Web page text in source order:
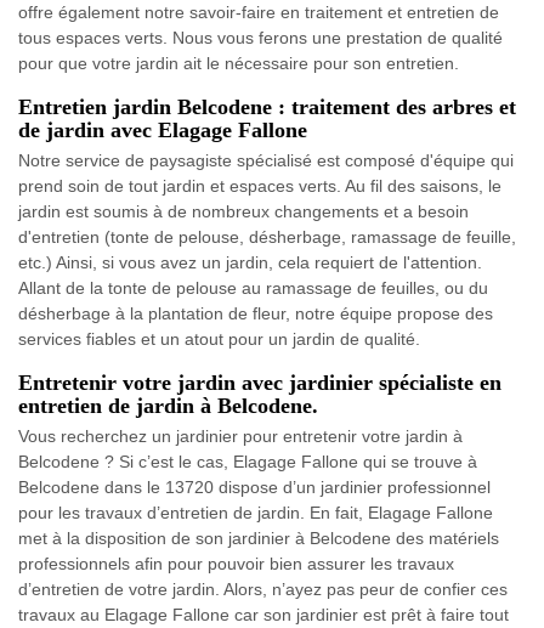
offre également notre savoir-faire en traitement et entretien de
tous espaces verts. Nous vous ferons une prestation de qualité
pour que votre jardin ait le nécessaire pour son entretien.
Entretien jardin Belcodene : traitement des arbres et
de jardin avec Elagage Fallone
Notre service de paysagiste spécialisé est composé d'équipe qui
prend soin de tout jardin et espaces verts. Au fil des saisons, le
jardin est soumis à de nombreux changements et a besoin
d'entretien (tonte de pelouse, désherbage, ramassage de feuille,
etc.) Ainsi, si vous avez un jardin, cela requiert de l'attention.
Allant de la tonte de pelouse au ramassage de feuilles, ou du
désherbage à la plantation de fleur, notre équipe propose des
services fiables et un atout pour un jardin de qualité.
Entretenir votre jardin avec jardinier spécialiste en
entretien de jardin à Belcodene.
Vous recherchez un jardinier pour entretenir votre jardin à
Belcodene ? Si c’est le cas, Elagage Fallone qui se trouve à
Belcodene dans le 13720 dispose d’un jardinier professionnel
pour les travaux d’entretien de jardin. En fait, Elagage Fallone
met à la disposition de son jardinier à Belcodene des matériels
professionnels afin pour pouvoir bien assurer les travaux
d’entretien de votre jardin. Alors, n’ayez pas peur de confier ces
travaux au Elagage Fallone car son jardinier est prêt à faire tout